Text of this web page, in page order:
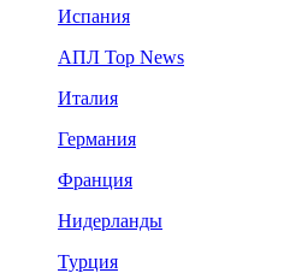
Испания
АПЛ Top News
Италия
Германия
Франция
Нидерланды
Турция